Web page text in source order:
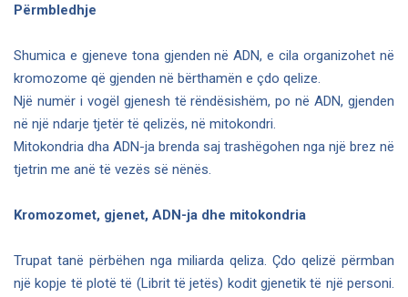
Përmbledhje
Shumica e gjeneve tona gjenden në ADN, e cila organizohet në
kromozome që gjenden në bërthamën e çdo qelize.
Një numër i vogël gjenesh të rëndësishëm, po në ADN, gjenden
në një ndarje tjetër të qelizës, në mitokondri.
Mitokondria dha ADN-ja brenda saj trashëgohen nga një brez në
tjetrin me anë të vezës së nënës.
Kromozomet, gjenet, ADN-ja dhe mitokondria
Trupat tanë përbëhen nga miliarda qeliza. Çdo qelizë përmban
një kopje të plotë të (Librit të jetës) kodit gjenetik të një personi.